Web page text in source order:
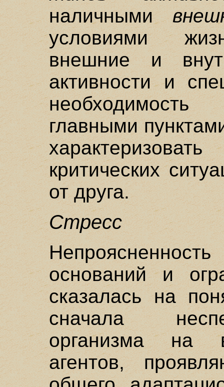
наличными
условиями
внешние и
активности и
главными
критических
от друга.
Стресс
оснований и
сказалась на
сначала
организма на
агентов,